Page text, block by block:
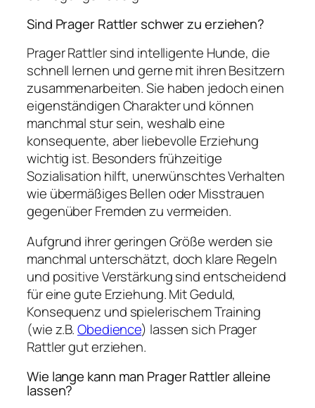
Sind Prager Rattler schwer zu erziehen?
Prager Rattler sind intelligente Hunde, die
schnell lernen und gerne mit ihren Besitzern
zusammenarbeiten. Sie haben jedoch einen
eigenständigen Charakter und können
manchmal stur sein, weshalb eine
konsequente, aber liebevolle Erziehung
wichtig ist. Besonders frühzeitige
Sozialisation hilft, unerwünschtes Verhalten
wie übermäßiges Bellen oder Misstrauen
gegenüber Fremden zu vermeiden.
Aufgrund ihrer geringen Größe werden sie
manchmal unterschätzt, doch klare Regeln
und positive Verstärkung sind entscheidend
für eine gute Erziehung. Mit Geduld,
Konsequenz und spielerischem Training
(wie z.B.Obedience) lassen sich Prager
Rattler gut erziehen.
Wie lange kann man Prager Rattler alleine
lassen?